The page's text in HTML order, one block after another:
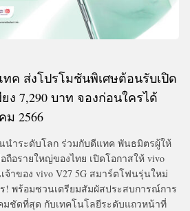
ค ส่งโปรโมชันพิเศษต้อนรับเปิด
ง 7,290 บาท จองก่อนใครได้
ม 2566
ำระดับโลก ร่วมกับดีแทค พันธมิตรผู้ให้
ถือรายใหญ่ของไทย เปิดโอกาสให้ vivo
จ้าของ vivo V27 5G สมาร์ตโฟนรุ่นใหม่
ร! พร้อมชวนเตรียมสัมผัสประสบการณ์การ
มชัดที่สุด กับเทคโนโลยีระดับแถวหน้าที่